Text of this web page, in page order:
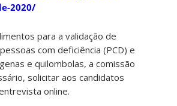
2020/
para a validação de
com deficiência (PCD) e
e quilombolas, a comissão
solicitar aos candidatos
online.